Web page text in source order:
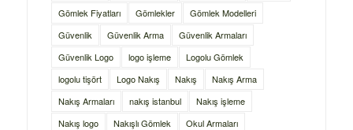
Gömlek Fiyatları
Gömlekler
Gömlek Modelleri
Güvenlik
Güvenlik Arma
Güvenlik Armaları
Güvenlik Logo
logo işleme
Logolu Gömlek
logolu tişört
Logo Nakış Nakış
Nakış Arma
Nakış Armaları
nakış istanbul
Nakış işleme
Nakış logo
Nakışlı Gömlek
Okul Armaları